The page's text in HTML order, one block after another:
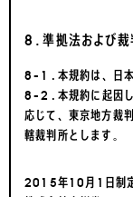
8.準拠法および裁
8-1.本規約は、日本
8-2.本規約に起因し
応じて、東京地方裁
轄裁判所とします。
2015年10月1日制